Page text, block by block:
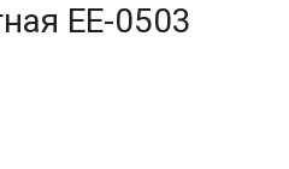
EE-0503